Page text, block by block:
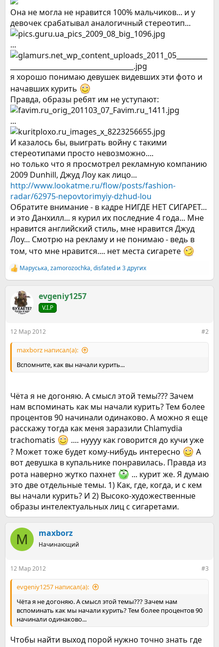
Она не могла не нравится 100% мальчиков... и у
девочек срабатывал аналогичный стереотип...
...
я хорошо понимаю девушек видевших эти фото и
начавших курить
Правда, образы ребят им не уступают:
...
И казалось бы, выиграть войну с такими
стереотипами просто невозможно....
но только что я просмотрел рекламную компанию
2009 Dunhill, Джуд Лоу как лицо...
http://www.lookatme.ru/flow/posts/fashion-
radar/62975-nepovtorimyiy-dzhud-lou
Обратите внимание - в кадре НИГДЕ НЕТ СИГАРЕТ...
и это Данхилл... я курил их последние 4 года... Мне
нравится английский стиль, мне нравится Джуд
Лоу... Смотрю на рекламу и не понимаю - ведь в
том, что мне нравится.... нет места сигарете
Р
е
и
Маруська,zamorozochka,disfated и 3 других
evgeniy1257
V.I.P
12 Мар 2012 #2
maxborz написал(а):
Вспомните, как вы начали курить...
Чёта я не догоняю. А смысл этой темы??? Зачем
нам вспоминать как мы начали курить? Тем более
процентов 90 начинали одинаково. А можно я еще
расскажу тогда как меня заразили Chlamydia
trachomatis
.... нуууу как говорится до кучи уже
? Может тоже будет кому-нибудь интересно
А
вот девушка в купальнике понравилась. Правда из
рота наверно жутко пахнет
... курит же. Я думаю
это две отдельные темы. 1) Как, где, когда, и с кем
вы начали курить? И 2) Высоко-художественные
образы интелектуальных лиц с сигаретами.
M maxborz
Начинающий
12 Мар 2012 #3
evgeniy1257 написал(а):
Чёта я не догоняю. А смысл этой темы??? Зачем нам
вспоминать как мы начали курить? Тем более процентов 90
начинали одинаково...
Чтобы найти выход порой нужно точно знать где